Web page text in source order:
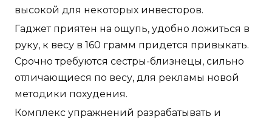
высокой для некоторых инвесторов.
Гаджет приятен на ощупь, удобно ложиться в
руку, к весу в 160 грамм придется привыкать.
Срочно требуются сестры-близнецы, сильно
отличающиеся по весу, для рекламы новой
методики похудения.
Комплекс упражнений разрабатывать и